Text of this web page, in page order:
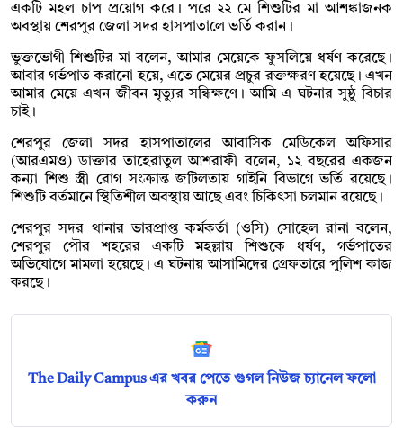
একটি মহল চাপ প্রয়োগ করে। পরে ২২ মে শিশুটির মা আশঙ্কাজনক
অবস্থায় শেরপুর জেলা সদর হাসপাতালে ভর্তি করান।
ভুক্তভোগী শিশুটির মা বলেন, আমার মেয়েকে ফুসলিয়ে ধর্ষণ করেছে।
আবার গর্ভপাত করানো হয়ে, এতে মেয়ের প্রচুর রক্তক্ষরণ হয়েছে। এখন
আমার মেয়ে এখন জীবন মৃত্যুর সন্ধিক্ষণে। আমি এ ঘটনার সুষ্ঠু বিচার
চাই।
শেরপুর জেলা সদর হাসপাতালের আবাসিক মেডিকেল অফিসার
(আরএমও) ডাক্তার তাহেরাতুল আশরাফী বলেন, ১২ বছরের একজন
কন্যা শিশু স্ত্রী রোগ সংক্রান্ত জটিলতায় গাইনি বিভাগে ভর্তি রয়েছে।
শিশুটি বর্তমানে স্থিতিশীল অবস্থায় আছে এবং চিকিৎসা চলমান রয়েছে।
শেরপুর সদর থানার ভারপ্রাপ্ত কর্মকর্তা (ওসি) সোহেল রানা বলেন,
শেরপুর পৌর শহরের একটি মহল্লায় শিশুকে ধর্ষণ, গর্ভপাতের
অভিযোগে মামলা হয়েছে। এ ঘটনায় আসামিদের গ্রেফতারে পুলিশ কাজ
করছে।
The Daily Campus এর খবর পেতে গুগল নিউজ চ্যানেল ফলো
করুন